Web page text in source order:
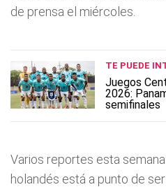
de prensa el miércoles.
TE PUEDE
Juegos
2026:
semifinales
Varios reportes esta semana
holandés está a punto de